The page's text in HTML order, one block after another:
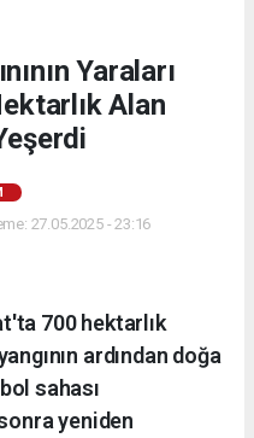
Yaraları
Alan
27.05.2025 - 23:16
700 hektarlık
ardından doğa
sahası
yeniden